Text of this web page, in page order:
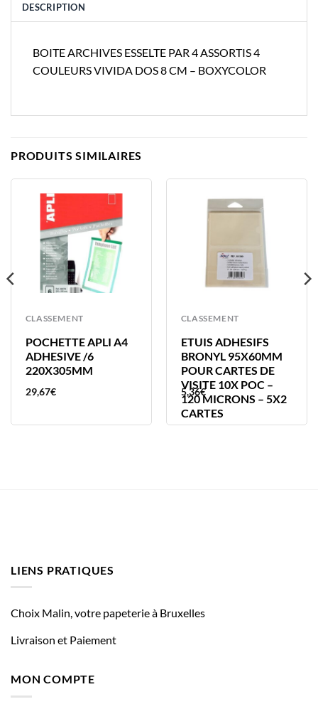
DESCRIPTION
BOITE ARCHIVES ESSELTE PAR 4 ASSORTIS 4
COULEURS VIVIDA DOS 8 CM – BOXYCOLOR
PRODUITS SIMILAIRES
CLASSEMENT
POCHETTE APLI A4
ADHESIVE /6
220X305MM
29,67€
CLASSEMENT
ETUIS ADHESIFS
BRONYL 95X60MM
POUR CARTES DE
VISITE 10X POC –
120 MICRONS – 5X2
CARTES
5,36€
LIENS PRATIQUES
Choix Malin, votre papeterie à Bruxelles
Livraison et Paiement
MON COMPTE